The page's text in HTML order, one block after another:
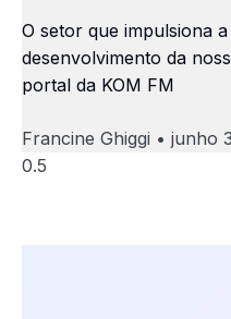
O setor que impulsiona
desenvolvimento da
portal da KOM FM
Francine Ghiggi junho